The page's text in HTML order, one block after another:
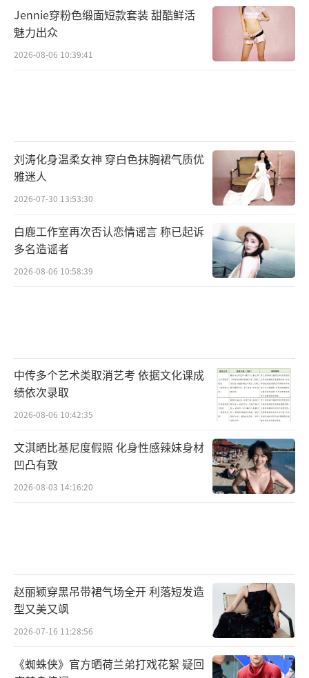
Jennie穿粉色缎面短款套装 甜酷鲜活
魅力出众
2026-08-06 10:39:41
刘涛化身温柔女神 穿白色抹胸裙气质优
雅迷人
2026-07-30 13:53:30
白鹿工作室再次否认恋情谣言 称已起诉
多名造谣者
2026-08-06 10:58:39
中传多个艺术类取消艺考 依据文化课成
绩依次录取
2026-08-06 10:42:35
文淇晒比基尼度假照 化身性感辣妹身材
凹凸有致
2026-08-03 14:16:20
赵丽颖穿黑吊带裙气场全开 利落短发造
型又美又飒
2026-07-16 11:28:56
《蜘蛛侠》官方晒荷兰弟打戏花絮 疑回